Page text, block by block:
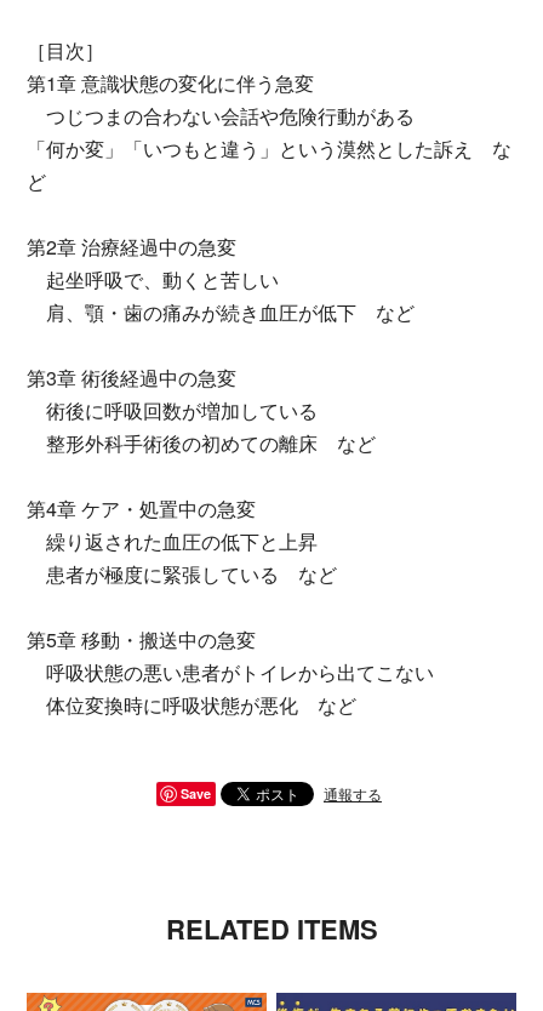
［目次］
第1章 意識状態の変化に伴う急変
つじつまの合わない会話や危険行動がある
「何か変」「いつもと違う」という漠然とした訴え な
ど
第2章 治療経過中の急変
起坐呼吸で、動くと苦しい
肩、顎・歯の痛みが続き血圧が低下 など
第3章 術後経過中の急変
術後に呼吸回数が増加している
整形外科手術後の初めての離床 など
第4章 ケア・処置中の急変
繰り返された血圧の低下と上昇
患者が極度に緊張している など
第5章 移動・搬送中の急変
呼吸状態の悪い患者がトイレから出てこない
体位変換時に呼吸状態が悪化 など
Save 通報する
RELATED ITEMS